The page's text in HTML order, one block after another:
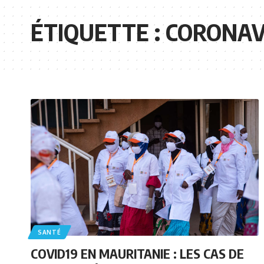
ÉTIQUETTE :
SANTÉ
COVID19 EN MAURITANIE : LES CAS DE